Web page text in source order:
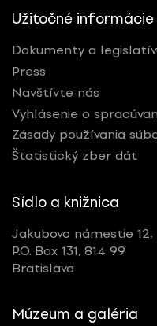
Užitočné informácie
Dokumenty a
Press
Navštívte nás
Vyhlásenie o
Zásady používania
Štatistický zber dát
Sídlo a knižnica
Jakubovo námestie 12,
P.O. Box 131, 814 99
Bratislava
Múzeum a galéria